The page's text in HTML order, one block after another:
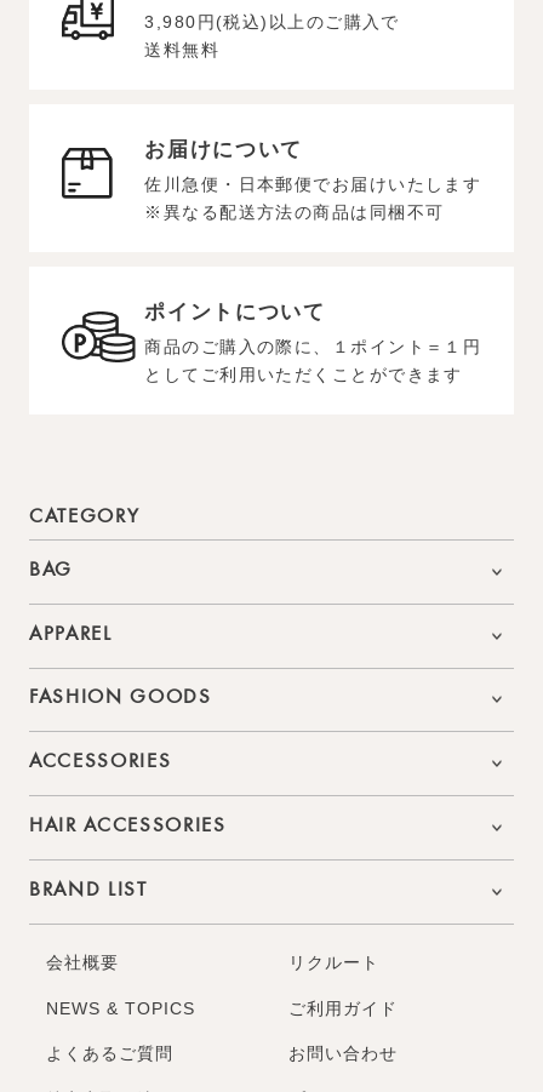
3,980円(税込)以上のご購入で
送料無料
お届けについて
佐川急便・日本郵便でお届けいたします
※異なる配送方法の商品は同梱不可
ポイントについて
商品のご購入の際に、１ポイント＝１円
としてご利用いただくことができます
CATEGORY
BAG
APPAREL
FASHION GOODS
ACCESSORIES
HAIR ACCESSORIES
BRAND LIST
会社概要 リクルート
NEWS & TOPICS ご利用ガイド
よくあるご質問 お問い合わせ